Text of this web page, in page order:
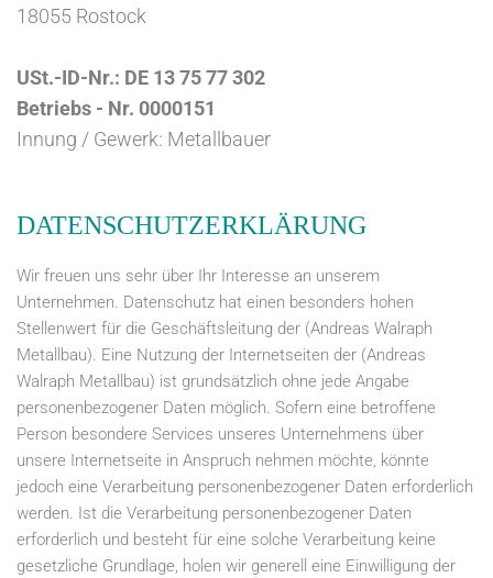
18055 Rostock
USt.-ID-Nr.: DE 13 75 77 302
Betriebs - Nr. 0000151
Innung / Gewerk: Metallbauer
DATENSCHUTZERKLÄRUNG
Wir freuen uns sehr über Ihr Interesse an unserem
Unternehmen. Datenschutz hat einen besonders hohen
Stellenwert für die Geschäftsleitung der (Andreas Walraph
Metallbau). Eine Nutzung der Internetseiten der (Andreas
Walraph Metallbau) ist grundsätzlich ohne jede Angabe
personenbezogener Daten möglich. Sofern eine betroffene
Person besondere Services unseres Unternehmens über
unsere Internetseite in Anspruch nehmen möchte, könnte
jedoch eine Verarbeitung personenbezogener Daten erforderlich
werden. Ist die Verarbeitung personenbezogener Daten
erforderlich und besteht für eine solche Verarbeitung keine
gesetzliche Grundlage, holen wir generell eine Einwilligung der